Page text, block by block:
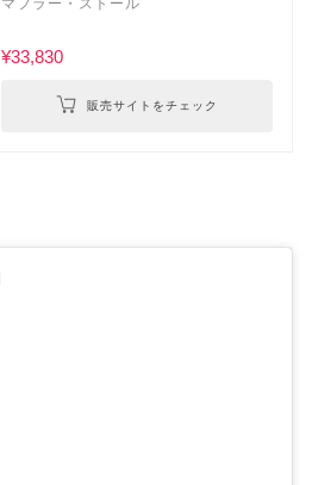
¥33,830
販売サイトをチェック